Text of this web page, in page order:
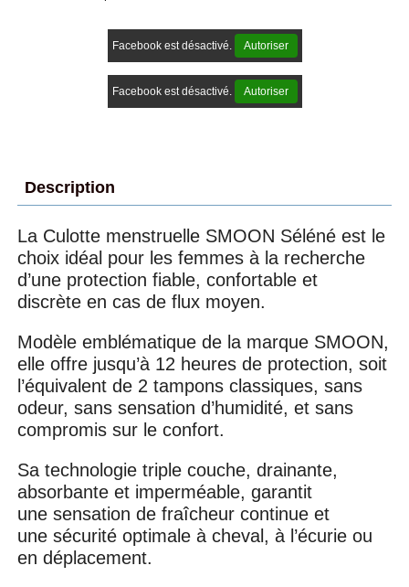
Facebook est désactivé. Autoriser
Facebook est désactivé. Autoriser
Description
La Culotte menstruelle SMOON Séléné est le
choix idéal pour les femmes à la recherche
d’une protection fiable, confortable et
discrète en cas de flux moyen.
Modèle emblématique de la marque SMOON,
elle offre jusqu’à 12 heures de protection, soit
l’équivalent de 2 tampons classiques, sans
odeur, sans sensation d’humidité, et sans
compromis sur le confort.
Sa technologie triple couche, drainante,
absorbante et imperméable, garantit
une sensation de fraîcheur continue et
une sécurité optimale à cheval, à l’écurie ou
en déplacement.